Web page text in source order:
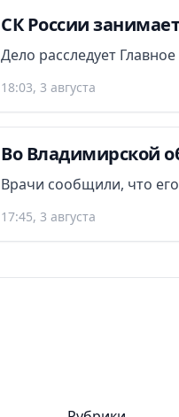
СК России
Дело расследует
18:03, 3 августа
Во Владимирской
Врачи сообщили, что
17:45, 3 августа